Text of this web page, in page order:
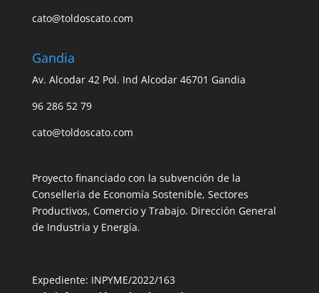
cato@toldoscato.com
Gandia
Av. Alcodar 42 Pol. Ind Alcodar 46701 Gandia
96 286 52 79
cato@toldoscato.com
Proyecto financiado con la subvención de la
Conselleria de Economía Sostenible, Sectores
Productivos, Comercio y Trabajo. Dirección General
de Industria y Energía.
Expediente: INPYME/2022/163